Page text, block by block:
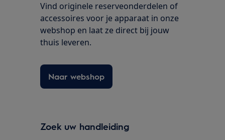
Vind originele reserveonderdelen of
accessoires voor je apparaat in onze
webshop en laat ze direct bij jouw
thuis leveren.
Naar webshop
Zoek uw handleiding